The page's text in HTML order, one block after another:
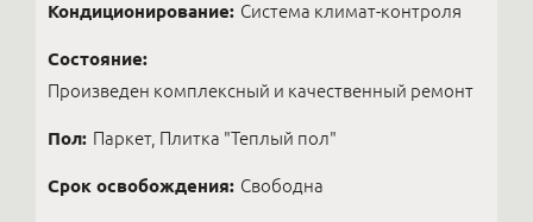
Кондиционирование: Система климат-контроля
Состояние:
Произведен комплексный и качественный ремонт
Пол: Паркет, Плитка "Теплый пол"
Срок освобождения: Свободна